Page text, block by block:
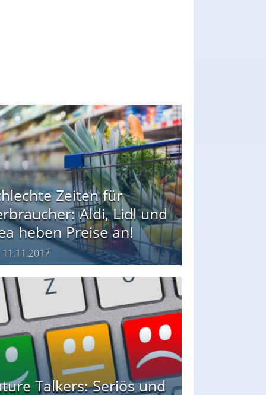
Zeiten für
Aldi, Lidl und
heben Preise an!
11.11.2017
Talkers: Seriös und